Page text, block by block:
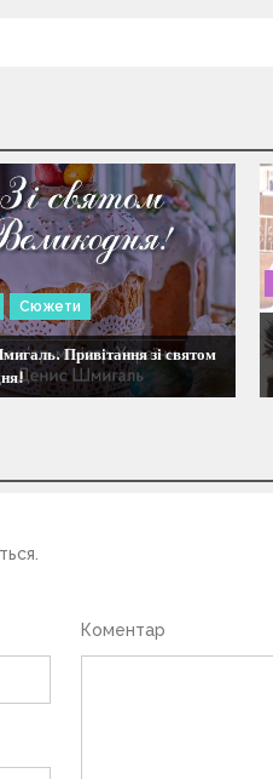
Сюжети
Привітання зі святом
Коментар